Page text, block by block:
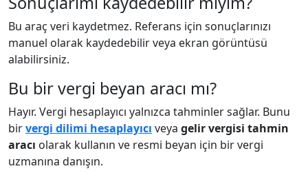
Bu araç veri kaydetmez. Referans için sonuçlarınızı
manuel olarak kaydedebilir veya ekran görüntüsü
alabilirsiniz.
Bu bir vergi beyan aracı mı?
Hayır. Vergi hesaplayıcı yalnızca tahminler sağlar. Bunu
birvergi dilimi hesaplayıcı veya gelir vergisi tahmin
aracı olarak kullanın ve resmi beyan için bir vergi
uzmanına danışın.